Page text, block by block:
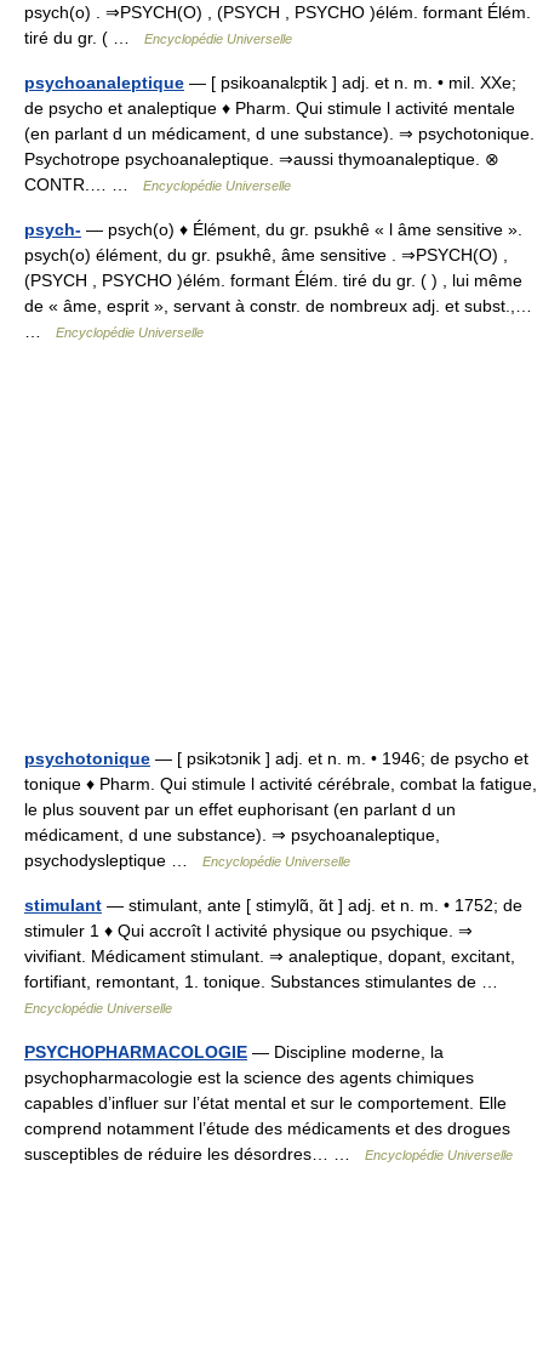
psych(o) . ⇒PSYCH(O) , (PSYCH , PSYCHO )élém. formant Élém.
tiré du gr. ( …
Encyclopédie Universelle
psychoanaleptique — [ psikoanalɛptik ] adj. et n. m. • mil. XXe;
de psycho et analeptique ♦ Pharm. Qui stimule l activité mentale
(en parlant d un médicament, d une substance). ⇒ psychotonique.
Psychotrope psychoanaleptique. ⇒aussi thymoanaleptique. ⊗
CONTR.… …
Encyclopédie Universelle
psych- — psych(o) ♦ Élément, du gr. psukhê « l âme sensitive ».
psych(o) élément, du gr. psukhê, âme sensitive . ⇒PSYCH(O) ,
(PSYCH , PSYCHO )élém. formant Élém. tiré du gr. ( ) , lui même
de « âme, esprit », servant à constr. de nombreux adj. et subst.,…
Encyclopédie Universelle
psychotonique — [ psikɔtɔnik ] adj. et n. m. • 1946; de psycho et
tonique ♦ Pharm. Qui stimule l activité cérébrale, combat la fatigue,
le plus souvent par un effet euphorisant (en parlant d un
médicament, d une substance). ⇒ psychoanaleptique,
psychodysleptique …
Encyclopédie Universelle
stimulant — stimulant, ante [ stimylɑ̃, ɑ̃t ] adj. et n. m. • 1752; de
stimuler 1 ♦ Qui accroît l activité physique ou psychique. ⇒
vivifiant. Médicament stimulant. ⇒ analeptique, dopant, excitant,
fortifiant, remontant, 1. tonique. Substances stimulantes de …
Encyclopédie Universelle
PSYCHOPHARMACOLOGIE — Discipline moderne, la
psychopharmacologie est la science des agents chimiques
capables d’influer sur l’état mental et sur le comportement. Elle
comprend notamment l’étude des médicaments et des drogues
susceptibles de réduire les désordres… …
Encyclopédie Universelle